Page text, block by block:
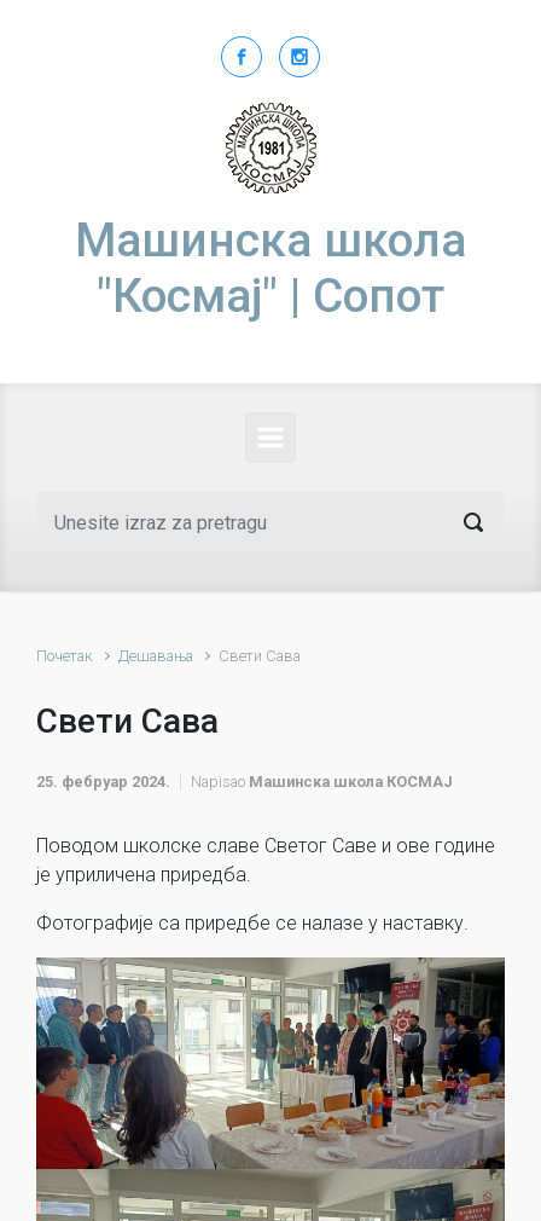
Машинска школа
"Космај" | Сопот
Почетак Дешавања Свети Сава
Свети Сава
25. фебруар 2024. Napisao Машинска школа КОСМАЈ
Поводом школске славе Светог Саве и ове године
је уприличена приредба.
Фотографије са приредбе се налазе у наставку.